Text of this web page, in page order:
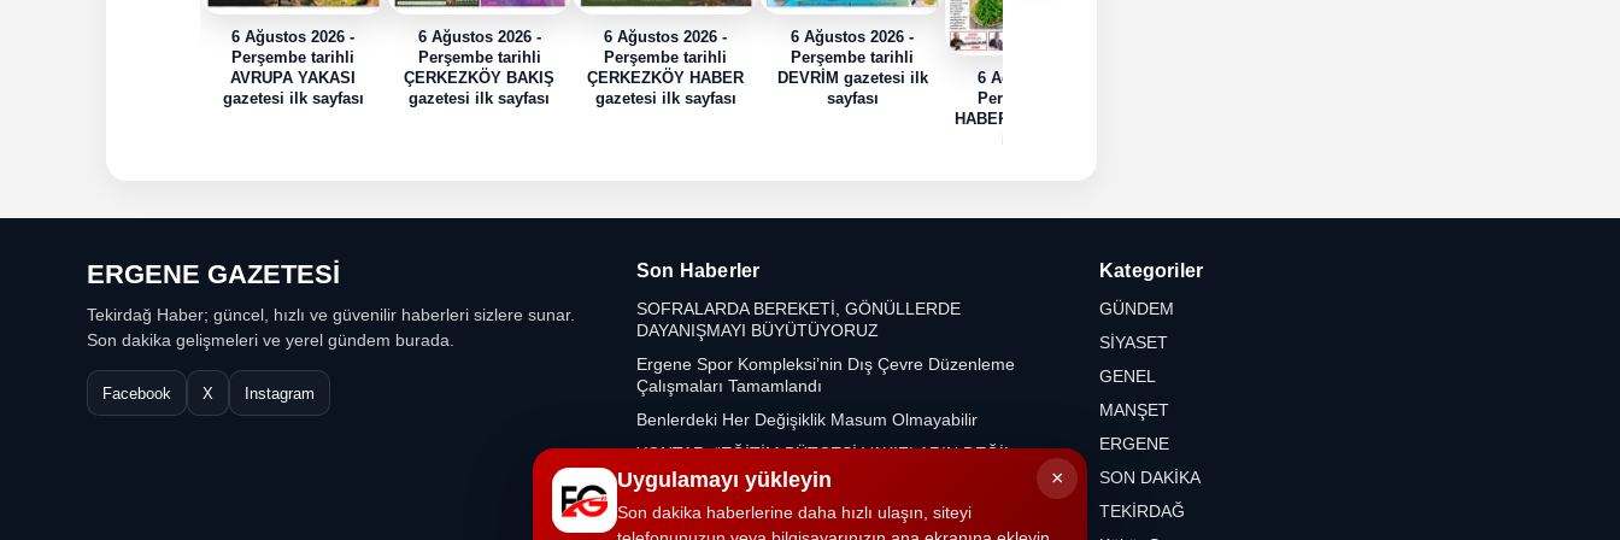
6 Ağustos 2026 -
Perşembe tarihli
AVRUPA YAKASI
gazetesi ilk sayfası
6 Ağustos 2026 -
Perşembe tarihli
ÇERKEZKÖY BAKIŞ
gazetesi ilk sayfası
6 Ağustos 2026 -
Perşembe tarihli
ÇERKEZKÖY HABER
gazetesi ilk sayfası
6 Ağustos 2026 -
Perşembe tarihli
DEVRİM gazetesi ilk
sayfası
6 Ağustos 2026 -
Perşembe tarihli
HABER TRAK gazetesi
ERGENE GAZETESİ
Tekirdağ Haber; güncel, hızlı ve güvenilir haberleri sizlere sunar.
Son dakika gelişmeleri ve yerel gündem burada.
Facebook X Instagram
Son Haberler
SOFRALARDA BEREKETİ, GÖNÜLLERDE
DAYANIŞMAYI BÜYÜTÜYORUZ
Ergene Spor Kompleksi’nin Dış Çevre Düzenleme
Çalışmaları Tamamlandı
Benlerdeki Her Değişiklik Masum Olmayabilir
YONTAR: “EĞİTİM BÜTÇESİ VAKIFLARIN DEĞİL,
ÖĞRENCİLERİN VE ÖĞRETMENLERİN BÜTÇESİ
OLMALIDIR”
Kategoriler
GÜNDEM
SİYASET
GENEL
MANŞET
ERGENE
SON DAKİKA
TEKİRDAĞ
×
Uygulamayı yükleyin
Son dakika haberlerine daha hızlı ulaşın, siteyi